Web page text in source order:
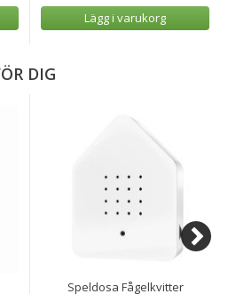
Lägg i varukorg
DIG
Speldosa Fågelkvitter